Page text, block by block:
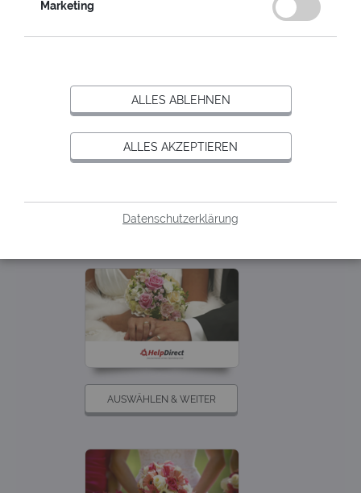
AUSWÄHLEN & WEITER
AUSWÄHLEN & WEITER
AUSWÄHLEN & WEITER
Marketing
ALLES ABLEHNEN
ALLES AKZEPTIEREN
Datenschutzerklärung